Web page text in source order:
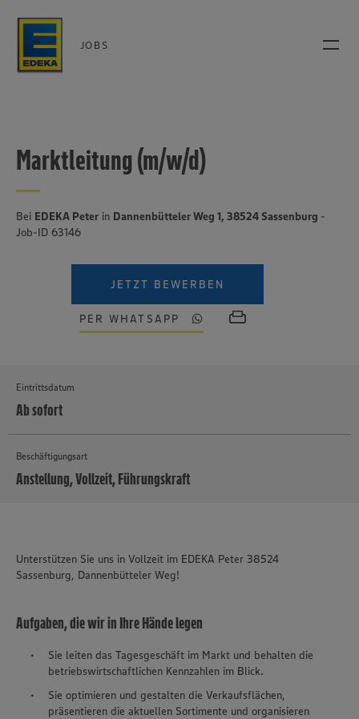
JOBS
Marktleitung (m/w/d)
Bei EDEKA Peter in Dannenbütteler Weg 1, 38524 Sassenburg -
Job-ID 63146
JETZT BEWERBEN
PER WHATSAPP
Eintrittsdatum
Ab sofort
Beschäftigungsart
Anstellung, Vollzeit, Führungskraft
Unterstützen Sie uns in Vollzeit im EDEKA Peter 38524
Sassenburg, Dannenbütteler Weg!
Aufgaben, die wir in Ihre Hände legen
Sie leiten das Tagesgeschäft im Markt und behalten die
betriebswirtschaftlichen Kennzahlen im Blick.
Sie optimieren und gestalten die Verkaufsflächen,
präsentieren die aktuellen Sortimente und organisieren